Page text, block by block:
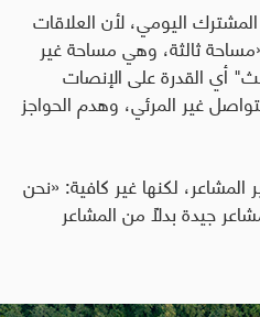
اليومي، لأن العلاقات
ثالثة، وهي مساحة غير
أي القدرة على الإنصات
غير المرئي، وهدم الحواجز
لكنها غير كافية: «نحن
جيدة بدلًا من المشاعر